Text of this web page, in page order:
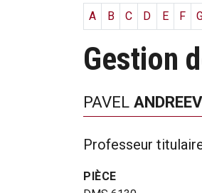
A B C D E F
Gestion
PAVEL ANDREEV
Professeur
PIÈCE